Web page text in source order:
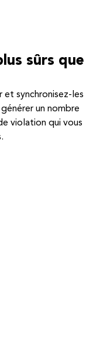
sûrs que
et synchronisez-les
un nombre
violation qui vous